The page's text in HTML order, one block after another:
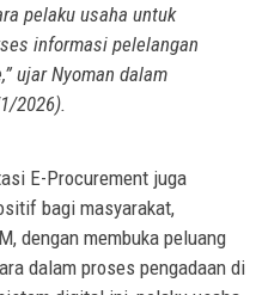
pelaku usaha untuk
informasi pelelangan
ujar Nyoman dalam
2026).
E-Procurement juga
bagi masyarakat,
dengan membuka peluang
dalam proses pengadaan di